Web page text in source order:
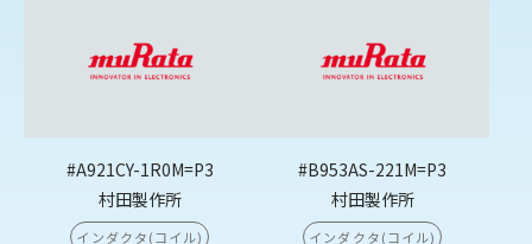
#A921CY-1R0M=P3
村田製作所
インダクタ(コイル)
#B953AS-221M=P3
村田製作所
インダクタ(コイル)